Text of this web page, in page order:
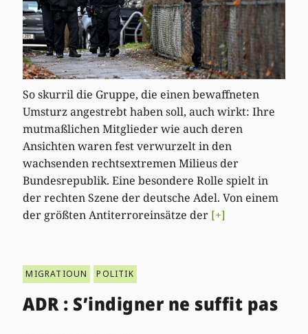
So skurril die Gruppe, die einen bewaffneten
Umsturz angestrebt haben soll, auch wirkt: Ihre
mutmaßlichen Mitglieder wie auch deren
Ansichten waren fest verwurzelt in den
wachsenden rechtsextremen Milieus der
Bundesrepublik. Eine besondere Rolle spielt in
der rechten Szene der deutsche Adel. Von einem
der größten Antiterroreinsätze der [+]
MIGRATIOUN POLITIK
ADR : S’indigner ne suffit pas